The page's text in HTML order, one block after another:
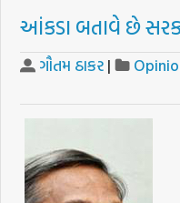
આંકડા બતાવે છે
ગૌતમ ઠાકર |